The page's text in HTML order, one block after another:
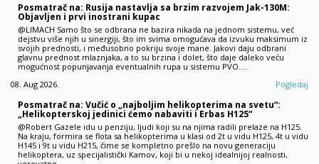
Posmatrač na: Rusija nastavlja sa brzim razvojem Jak-130M:
Objavljen i prvi inostrani kupac
@LIMACH Samo što se odbrana ne bazira nikada na jednom sistemu, već
dejstvu više njih u sinergiji, što im svima omogućava da izvuku maksimum iz
svojih prednosti, i međusobno pokriju svoje mane. Jakovi daju odbrani
glavnu prednost mlaznjaka, a to su brzina i dolet, što daje daleko veću
mogućnost popunjavanja eventualnih rupa u sistemu PVO.…
08. Aug 2026.
Pogledaj
Posmatrač na: Vučić o „najboljim helikopterima na svetu“:
„Helikopterskoj jedinici ćemo nabaviti i Erbas H125“
@Robert Gazele idu u penziju, ljudi koji su na njima radili prelaze na H125.
Na kraju, formira se flota sa helikopterima u klasi od 2t u vidu H125, 4t u vidu
H145 i 9t u vidu H215, čime se kompletno prešlo na novu generaciju
helikoptera, uz specijalistički Kamov, koji bi u nekoj idealnijoj realnosti,